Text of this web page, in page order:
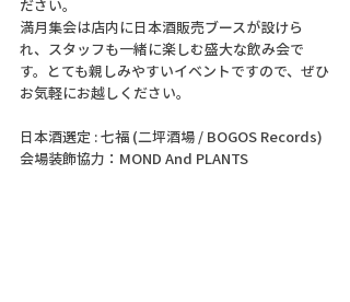
ださい。
満月集会は店内に日本酒販売ブースが設けら
れ、スタッフも一緒に楽しむ盛大な飲み会で
す。とても親しみやすいイベントですので、ぜひ
お気軽にお越しください。
日本酒選定 : 七福 (二坪酒場 / BOGOS Records)
会場装飾協力：MOND And PLANTS